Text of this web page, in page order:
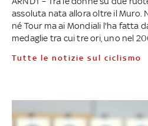
assoluta nata allora oltre il Muro.
né Tour ma ai Mondiali l'ha fatta
medaglie tra cui tre ori, uno nel
Tutte le notizie sul ciclismo